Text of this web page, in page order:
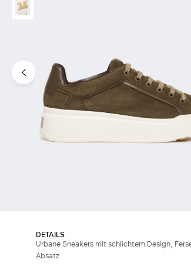
DETAILS
Urbane Sneakers mit schlichtem Design,
Absatz.